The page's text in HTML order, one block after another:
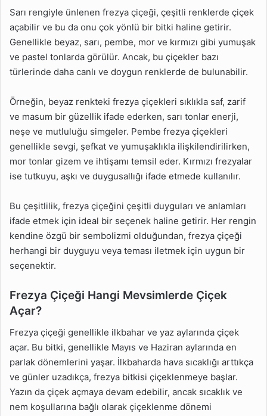
Sarı rengiyle ünlenen frezya çiçeği, çeşitli renklerde çiçek
açabilir ve bu da onu çok yönlü bir bitki haline getirir.
Genellikle beyaz, sarı, pembe, mor ve kırmızı gibi yumuşak
ve pastel tonlarda görülür. Ancak, bu çiçekler bazı
türlerinde daha canlı ve doygun renklerde de bulunabilir.
Örneğin, beyaz renkteki frezya çiçekleri sıklıkla saf, zarif
ve masum bir güzellik ifade ederken, sarı tonlar enerji,
neşe ve mutluluğu simgeler. Pembe frezya çiçekleri
genellikle sevgi, şefkat ve yumuşaklıkla ilişkilendirilirken,
mor tonlar gizem ve ihtişamı temsil eder. Kırmızı frezyalar
ise tutkuyu, aşkı ve duygusallığı ifade etmede kullanılır.
Bu çeşitlilik, frezya çiçeğini çeşitli duyguları ve anlamları
ifade etmek için ideal bir seçenek haline getirir. Her rengin
kendine özgü bir sembolizmi olduğundan, frezya çiçeği
herhangi bir duyguyu veya teması iletmek için uygun bir
seçenektir.
Frezya Çiçeği Hangi Mevsimlerde Çiçek
Açar?
Frezya çiçeği genellikle ilkbahar ve yaz aylarında çiçek
açar. Bu bitki, genellikle Mayıs ve Haziran aylarında en
parlak dönemlerini yaşar. İlkbaharda hava sıcaklığı arttıkça
ve günler uzadıkça, frezya bitkisi çiçeklenmeye başlar.
Yazın da çiçek açmaya devam edebilir, ancak sıcaklık ve
nem koşullarına bağlı olarak çiçeklenme dönemi